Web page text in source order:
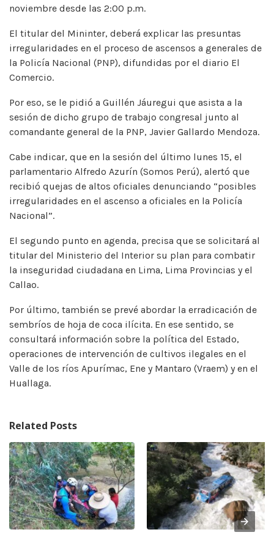
noviembre desde las 2:00 p.m.
El titular del Mininter, deberá explicar las presuntas
irregularidades en el proceso de ascensos a generales de
la Policía Nacional (PNP), difundidas por el diario El
Comercio.
Por eso, se le pidió a Guillén Jáuregui que asista a la
sesión de dicho grupo de trabajo congresal junto al
comandante general de la PNP, Javier Gallardo Mendoza.
Cabe indicar, que en la sesión del último lunes 15, el
parlamentario Alfredo Azurín (Somos Perú), alertó que
recibió quejas de altos oficiales denunciando “posibles
irregularidades en el ascenso a oficiales en la Policía
Nacional”.
El segundo punto en agenda, precisa que se solicitará al
titular del Ministerio del Interior su plan para combatir
la inseguridad ciudadana en Lima, Lima Provincias y el
Callao.
Por último, también se prevé abordar la erradicación de
sembríos de hoja de coca ilícita. En ese sentido, se
consultará información sobre la política del Estado,
operaciones de intervención de cultivos ilegales en el
Valle de los ríos Apurímac, Ene y Mantaro (Vraem) y en el
Huallaga.
Related Posts